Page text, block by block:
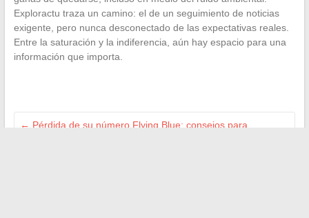
Exploractu traza un camino: el de un seguimiento de noticias
exigente, pero nunca desconectado de las expectativas reales.
Entre la saturación y la indiferencia, aún hay espacio para una
información que importa.
← Pérdida de su número Flying Blue: consejos para